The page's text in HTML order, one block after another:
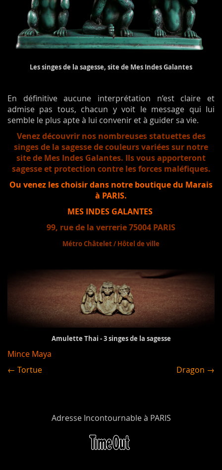
Les singes de la sagesse, site de Mes Indes Galantes
En définitive aucune interprétation n’est claire et
admise pas tous, chacun y voit le message qui lui
semble le plus apte à lui convenir et à guider sa vie.
Venez découvrir nos nombreuses statuettes des
singes de la sagesse de couleurs variées sur notre
site de Mes Indes Galantes. Ils vous apporteront
sagesse et protection contre les forces maléfiques.
Ou venez les choisir dans notre boutique du Marais
à PARIS.
MES INDES GALANTES
99, rue de la verrerie 75004 PARIS
Métro Châtelet / Hôtel de ville
Amulette Thai - 3 singes de la sagesse
Mince Maya
← Tortue
Dragon →
Adresse Incontournable à PARIS